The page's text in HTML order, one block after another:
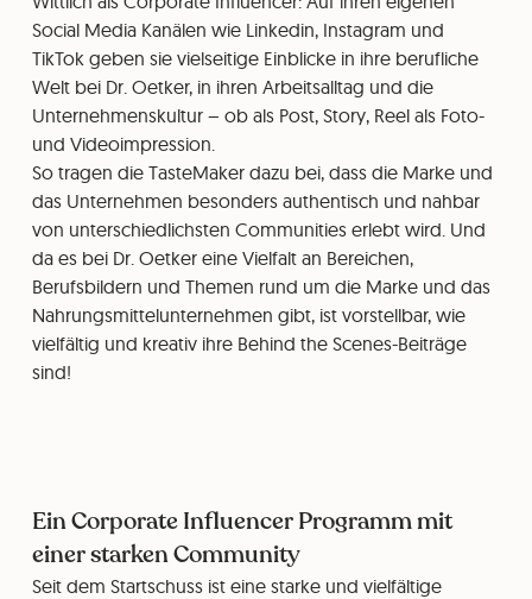
Social Media Kanälen wie Linkedin, Instagram und
TikTok geben sie vielseitige Einblicke in ihre berufliche
Welt bei Dr. Oetker, in ihren Arbeitsalltag und die
Unternehmenskultur – ob als Post, Story, Reel als Foto-
und Videoimpression.
⁠So tragen die TasteMaker dazu bei, dass die Marke und
das Unternehmen besonders authentisch und nahbar
von unterschiedlichsten Communities erlebt wird. Und
da es bei Dr. Oetker eine Vielfalt an Bereichen,
Berufsbildern und Themen rund um die Marke und das
Nahrungsmittelunternehmen gibt, ist vorstellbar, wie
vielfältig und kreativ ihre Behind the Scenes-Beiträge
sind!
Ein Corporate Influencer Programm mit
einer starken Community
Seit dem Startschuss ist eine starke und vielfältige